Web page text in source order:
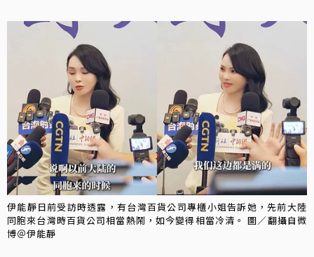
伊能靜日前受訪時透露，有台灣百貨公司專櫃小姐告訴她，先前大陸
同胞來台灣時百貨公司相當熱鬧，如今變得相當冷清。 圖／翻攝自微
博＠伊能靜